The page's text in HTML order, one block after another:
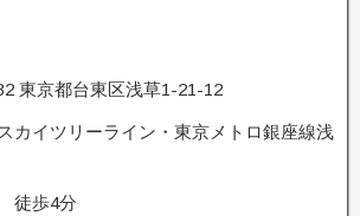
東京都台東区浅草1-21-12
イツリーライン・東京メトロ銀座線浅
徒歩4分